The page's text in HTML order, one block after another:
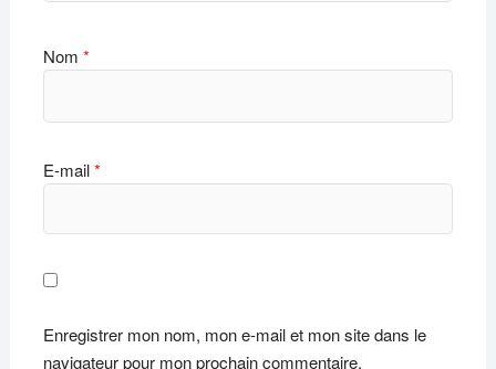
Nom *
E-mail*
Enregistrer mon nom, mon e-mail et mon site dans le
navigateur pour mon prochain commentaire.